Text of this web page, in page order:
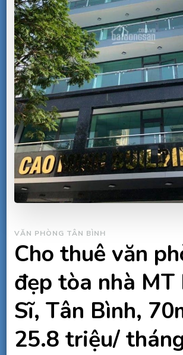
VĂN PHÒNG TÂN BÌNH
Cho thuê văn
đẹp tòa nhà MT
Sĩ, Tân Bình,
25.8 triệu/